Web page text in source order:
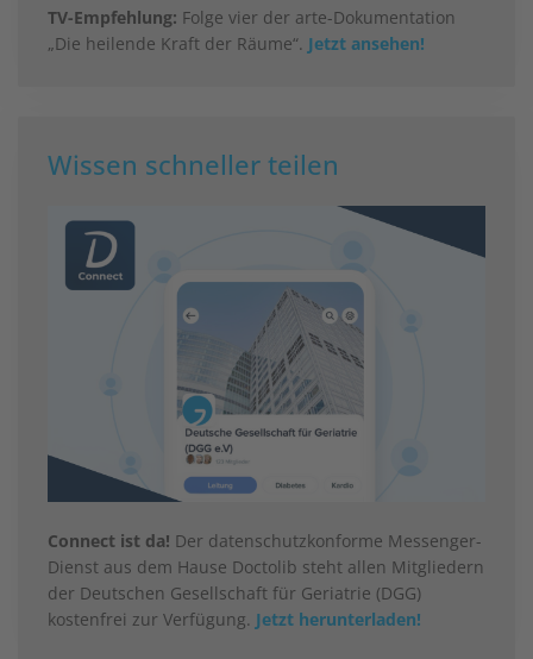
TV-Empfehlung: Folge vier der arte-Dokumentation
„Die heilende Kraft der Räume“. Jetzt ansehen!
Wissen schneller teilen
Connect ist da! Der datenschutzkonforme Messenger-
Dienst aus dem Hause Doctolib steht allen Mitgliedern
der Deutschen Gesellschaft für Geriatrie (DGG)
kostenfrei zur Verfügung. Jetzt herunterladen!